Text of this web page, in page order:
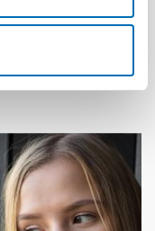
digital